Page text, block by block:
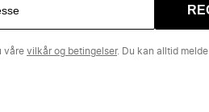
våre vilkår og betingelser. Du kan alltid melde